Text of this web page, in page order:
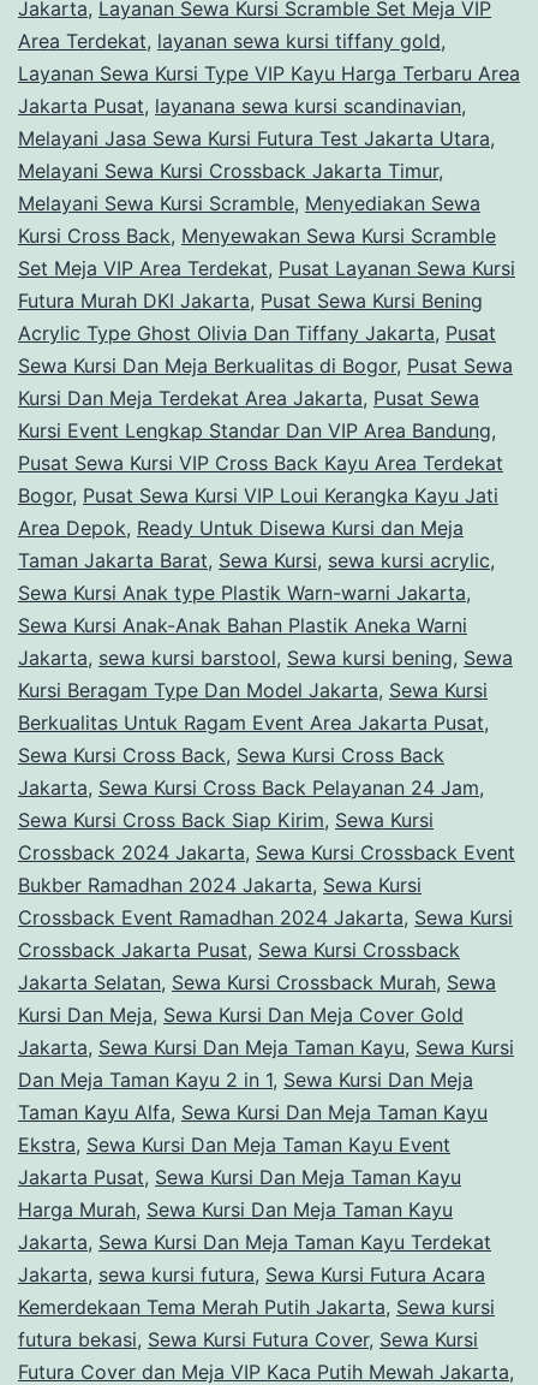
Jakarta, Layanan Sewa Kursi Scramble Set Meja VIP
Area Terdekat, layanan sewa kursi tiffany gold,
Layanan Sewa Kursi Type VIP Kayu Harga Terbaru Area
Jakarta Pusat, layanana sewa kursi scandinavian,
Melayani Jasa Sewa Kursi Futura Test Jakarta Utara,
Melayani Sewa Kursi Crossback Jakarta Timur,
Melayani Sewa Kursi Scramble, Menyediakan Sewa
Kursi Cross Back, Menyewakan Sewa Kursi Scramble
Set Meja VIP Area Terdekat, Pusat Layanan Sewa Kursi
Futura Murah DKI Jakarta, Pusat Sewa Kursi Bening
Acrylic Type Ghost Olivia Dan Tiffany Jakarta, Pusat
Sewa Kursi Dan Meja Berkualitas di Bogor, Pusat Sewa
Kursi Dan Meja Terdekat Area Jakarta, Pusat Sewa
Kursi Event Lengkap Standar Dan VIP Area Bandung,
Pusat Sewa Kursi VIP Cross Back Kayu Area Terdekat
Bogor, Pusat Sewa Kursi VIP Loui Kerangka Kayu Jati
Area Depok, Ready Untuk Disewa Kursi dan Meja
Taman Jakarta Barat, Sewa Kursi, sewa kursi acrylic,
Sewa Kursi Anak type Plastik Warn-warni Jakarta,
Sewa Kursi Anak-Anak Bahan Plastik Aneka Warni
Jakarta, sewa kursi barstool, Sewa kursi bening, Sewa
Kursi Beragam Type Dan Model Jakarta, Sewa Kursi
Berkualitas Untuk Ragam Event Area Jakarta Pusat,
Sewa Kursi Cross Back, Sewa Kursi Cross Back
Jakarta, Sewa Kursi Cross Back Pelayanan 24 Jam,
Sewa Kursi Cross Back Siap Kirim, Sewa Kursi
Crossback 2024 Jakarta, Sewa Kursi Crossback Event
Bukber Ramadhan 2024 Jakarta, Sewa Kursi
Crossback Event Ramadhan 2024 Jakarta, Sewa Kursi
Crossback Jakarta Pusat, Sewa Kursi Crossback
Jakarta Selatan, Sewa Kursi Crossback Murah, Sewa
Kursi Dan Meja, Sewa Kursi Dan Meja Cover Gold
Jakarta, Sewa Kursi Dan Meja Taman Kayu, Sewa Kursi
Dan Meja Taman Kayu 2 in 1, Sewa Kursi Dan Meja
Taman Kayu Alfa, Sewa Kursi Dan Meja Taman Kayu
Ekstra, Sewa Kursi Dan Meja Taman Kayu Event
Jakarta Pusat, Sewa Kursi Dan Meja Taman Kayu
Harga Murah, Sewa Kursi Dan Meja Taman Kayu
Jakarta, Sewa Kursi Dan Meja Taman Kayu Terdekat
Jakarta, sewa kursi futura, Sewa Kursi Futura Acara
Kemerdekaan Tema Merah Putih Jakarta, Sewa kursi
futura bekasi, Sewa Kursi Futura Cover, Sewa Kursi
Futura Cover dan Meja VIP Kaca Putih Mewah Jakarta,